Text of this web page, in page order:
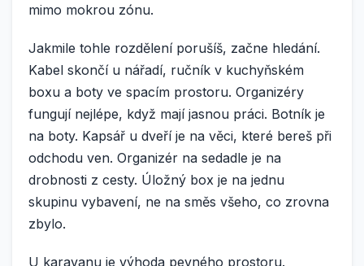
mimo mokrou zónu.
Jakmile tohle rozdělení porušíš, začne hledání.
Kabel skončí u nářadí, ručník v kuchyňském
boxu a boty ve spacím prostoru. Organizéry
fungují nejlépe, když mají jasnou práci. Botník je
na boty. Kapsář u dveří je na věci, které bereš při
odchodu ven. Organizér na sedadle je na
drobnosti z cesty. Úložný box je na jednu
skupinu vybavení, ne na směs všeho, co zrovna
zbylo.
U karavanu je výhoda pevného prostoru.